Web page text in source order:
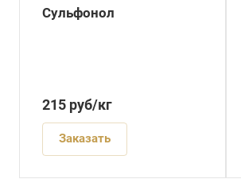
ручной стирки/Стиральный
порошок автомат/Стиральный
Сульфонол
215 руб/кг
Заказать